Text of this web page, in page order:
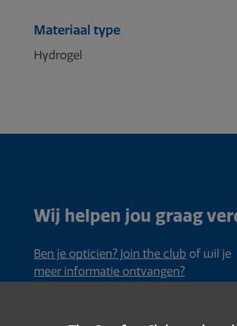
Materiaal type
Hydrogel
Wij helpen jou graag
Ben je opticien? Join the club of wil je
meer informatie ontvangen?